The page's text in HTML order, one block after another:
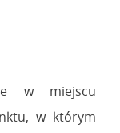
w miejscu
w którym